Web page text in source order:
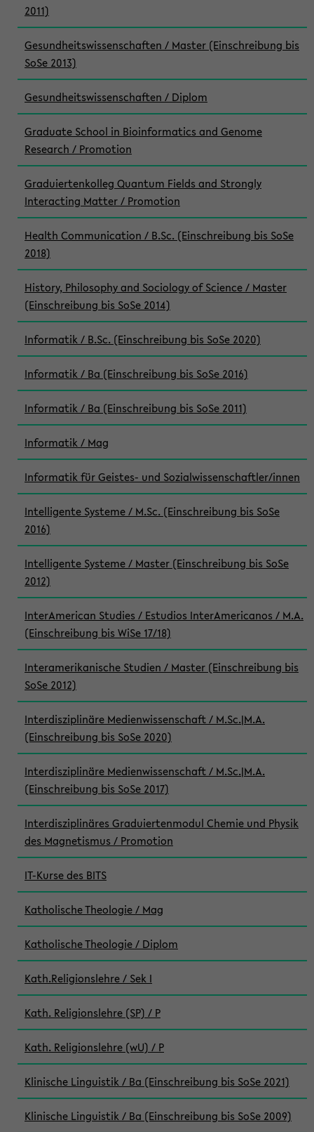
2011)
Gesundheitswissenschaften / Master (Einschreibung bis
SoSe 2013)
Gesundheitswissenschaften / Diplom
Graduate School in Bioinformatics and Genome
Research / Promotion
Graduiertenkolleg Quantum Fields and Strongly
Interacting Matter / Promotion
Health Communication / B.Sc. (Einschreibung bis SoSe
2018)
History, Philosophy and Sociology of Science / Master
(Einschreibung bis SoSe 2014)
Informatik / B.Sc. (Einschreibung bis SoSe 2020)
Informatik / Ba (Einschreibung bis SoSe 2016)
Informatik / Ba (Einschreibung bis SoSe 2011)
Informatik / Mag
Informatik für Geistes- und Sozialwissenschaftler/innen
Intelligente Systeme / M.Sc. (Einschreibung bis SoSe
2016)
Intelligente Systeme / Master (Einschreibung bis SoSe
2012)
InterAmerican Studies / Estudios InterAmericanos / M.A.
(Einschreibung bis WiSe 17/18)
Interamerikanische Studien / Master (Einschreibung bis
SoSe 2012)
Interdisziplinäre Medienwissenschaft / M.Sc.|M.A.
(Einschreibung bis SoSe 2020)
Interdisziplinäre Medienwissenschaft / M.Sc.|M.A.
(Einschreibung bis SoSe 2017)
Interdisziplinäres Graduiertenmodul Chemie und Physik
des Magnetismus / Promotion
IT-Kurse des BITS
Katholische Theologie / Mag
Katholische Theologie / Diplom
Kath.Religionslehre / Sek I
Kath. Religionslehre (SP) / P
Kath. Religionslehre (wU) / P
Klinische Linguistik / Ba (Einschreibung bis SoSe 2021)
Klinische Linguistik / Ba (Einschreibung bis SoSe 2009)